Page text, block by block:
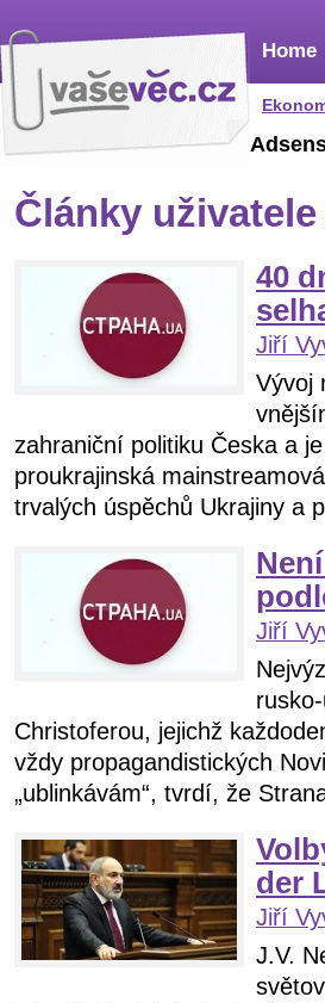
Home
Články
40
Jiří
Vývoj
zahraniční politiku Česka a
proukrajinská
trvalých úspěchů Ukrajiny a
Jiří
Christoferou, jejichž
vždy propagandistických
„ublinkávám“, tvrdí, že
der
Jiří
J.V.